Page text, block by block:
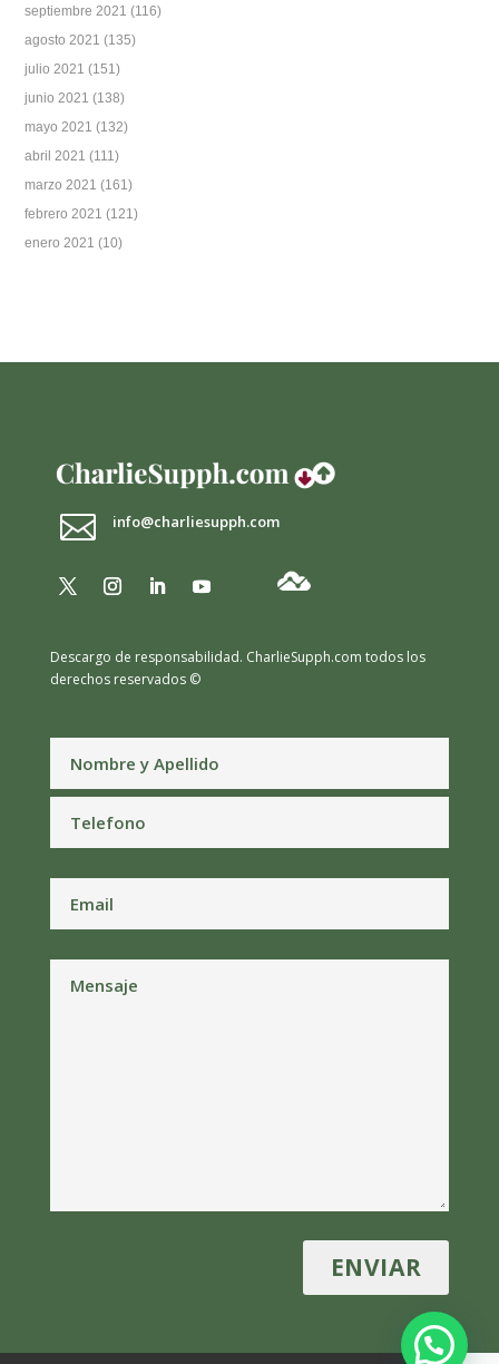
septiembre 2021 (116)
agosto 2021 (135)
julio 2021 (151)
junio 2021 (138)
mayo 2021 (132)
abril 2021 (111)
marzo 2021 (161)
febrero 2021 (121)
enero 2021 (10)
 info@charliesupph.com
Descargo de responsabilidad. CharlieSupph.com todos los
derechos reservados ©